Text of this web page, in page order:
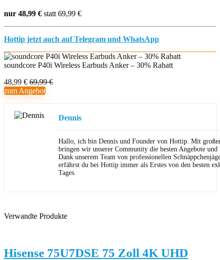
nur 48,99 € statt 69,99 €
Hottip jetzt auch auf Telegram und WhatsApp
soundcore P40i Wireless Earbuds Anker – 30% Rabatt
48,99 € 69,99 €
zum Angebot
Dennis
Hallo, ich bin Dennis und Founder von Hottip. Mit
bringen wir unserer Community die besten Angebote und
Dank unserem Team von professionellen
erfährst du bei Hottip immer als Erstes von den besten
Tages.
Verwandte Produkte
Hisense 75U7DSE 75 Zoll 4K UHD